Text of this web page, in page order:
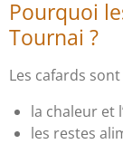
Pourquoi
Tournai ?
Les cafards
la chaleur et
les restes